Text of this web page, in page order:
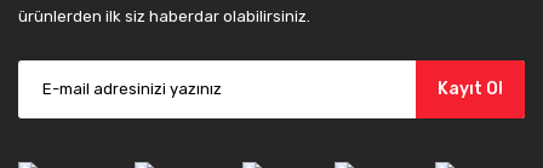
ürünlerden ilk siz haberdar olabilirsiniz.
Kayıt Ol